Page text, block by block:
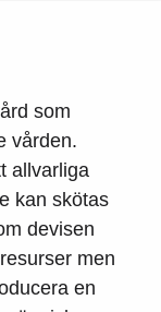
som
vården.
allvarliga
kan skötas
devisen
men
en